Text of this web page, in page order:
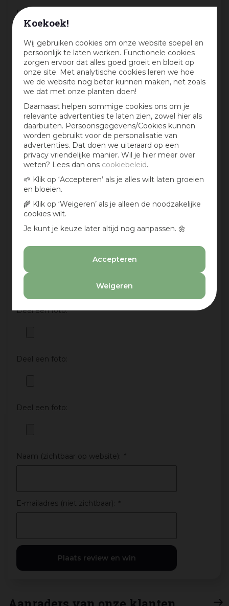
Koekoek!
Wij gebruiken cookies om onze website soepel en
persoonlijk te laten werken. Functionele cookies
zorgen ervoor dat alles goed groeit en bloeit op
onze site. Met analytische cookies leren we hoe
we de website nog beter kunnen maken, net zoals
we dat met onze planten doen!
Daarnaast helpen sommige cookies ons om je
relevante advertenties te laten zien, zowel hier als
daarbuiten. Persoonsgegevens/Cookies kunnen
worden gebruikt voor de personalisatie van
advertenties. Dat doen we uiteraard op een
privacy vriendelijke manier. Wil je hier meer over
weten? Lees dan ons cookiebeleid.
🌱 Klik op ‘Accepteren’ als je alles wilt laten groeien
en bloeien.
🌾 Klik op ‘Weigeren’ als je alleen de noodzakelijke
cookies wilt.
Je kunt je keuze later altijd nog aanpassen. 🌼
Accepteren
Weigeren
Beoordeling:
Mijn ervaring in één zin:
Jouw mening over dit product:
Aan te bevelen?
Ja
Deel een foto:
Deel een foto:
Deel een foto:
Naam (zichtbaar op website): *
E-mailadres (niet zichtbaar): *